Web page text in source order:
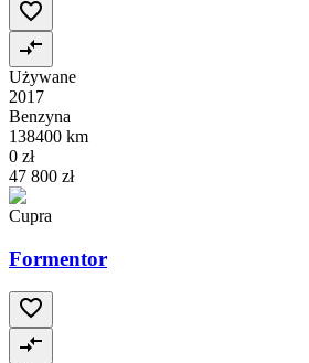
Używane
2017
Benzyna
138400 km
0 zł
47 800 zł
Cupra
Formentor